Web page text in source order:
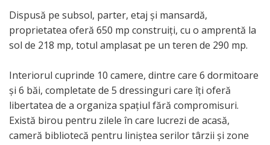
Dispusă pe subsol, parter, etaj și mansardă,
proprietatea oferă 650 mp construiți, cu o amprentă la
sol de 218 mp, totul amplasat pe un teren de 290 mp.
Interiorul cuprinde 10 camere, dintre care 6 dormitoare
și 6 băi, completate de 5 dressinguri care îți oferă
libertatea de a organiza spațiul fără compromisuri.
Există birou pentru zilele în care lucrezi de acasă,
cameră bibliotecă pentru liniștea serilor târzii și zone